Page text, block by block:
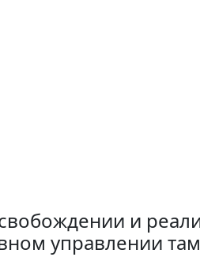
и
управлении